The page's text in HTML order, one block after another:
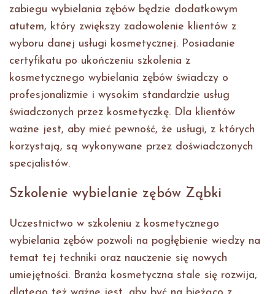
zabiegu wybielania zębów będzie dodatkowym
atutem, który zwiększy zadowolenie klientów z
wyboru danej usługi kosmetycznej. Posiadanie
certyfikatu po ukończeniu szkolenia z
kosmetycznego wybielania zębów świadczy o
profesjonalizmie i wysokim standardzie usług
świadczonych przez kosmetyczkę. Dla klientów
ważne jest, aby mieć pewność, że usługi, z których
korzystają, są wykonywane przez doświadczonych
specjalistów.
Szkolenie wybielanie zębów Ząbki
Uczestnictwo w szkoleniu z kosmetycznego
wybielania zębów pozwoli na pogłębienie wiedzy na
temat tej techniki oraz nauczenie się nowych
umiejętności. Branża kosmetyczna stale się rozwija,